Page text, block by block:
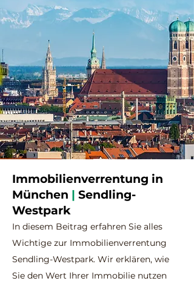
Immobilienverrentung in
München | Sendling-
Westpark
In diesem Beitrag erfahren Sie alles
Wichtige zur Immobilienverrentung
Sendling-Westpark. Wir erklären, wie
Sie den Wert Ihrer Immobilie nutzen